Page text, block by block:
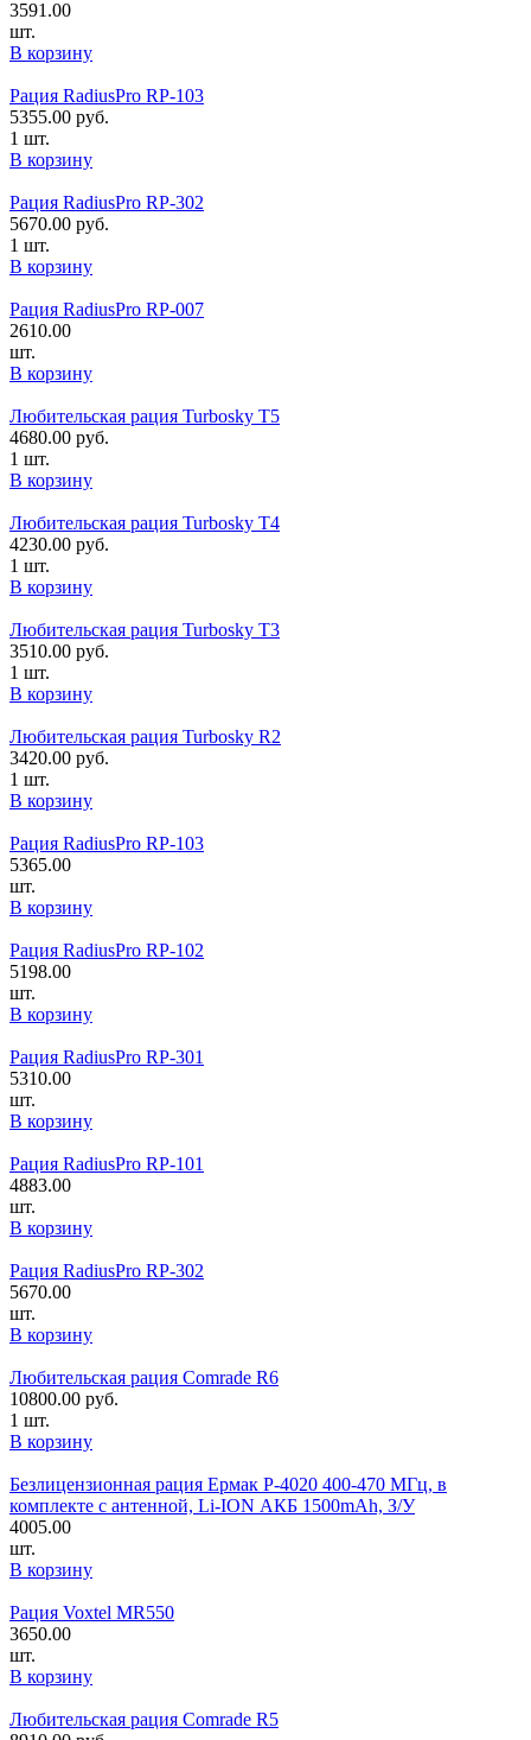
3591.00
шт.
В корзину
Рация RadiusPro RP-103
5355.00 руб.
1 шт.
В корзину
Рация RadiusPro RP-302
5670.00 руб.
1 шт.
В корзину
Рация RadiusPro RP-007
2610.00
шт.
В корзину
Любительская рация Turbosky T5
4680.00 руб.
1 шт.
В корзину
Любительская рация Turbosky T4
4230.00 руб.
1 шт.
В корзину
Любительская рация Turbosky T3
3510.00 руб.
1 шт.
В корзину
Любительская рация Turbosky R2
3420.00 руб.
1 шт.
В корзину
Рация RadiusPro RP-103
5365.00
шт.
В корзину
Рация RadiusPro RP-102
5198.00
шт.
В корзину
Рация RadiusPro RP-301
5310.00
шт.
В корзину
Рация RadiusPro RP-101
4883.00
шт.
В корзину
Рация RadiusPro RP-302
5670.00
шт.
В корзину
Любительская рация Comrade R6
10800.00 руб.
1 шт.
В корзину
Безлицензионная рация Ермак P-4020 400-470 MГц, в
комплекте с антенной, Li-ION АКБ 1500mAh, З/У
4005.00
шт.
В корзину
Рация Voxtel MR550
3650.00
шт.
В корзину
Любительская рация Comrade R5